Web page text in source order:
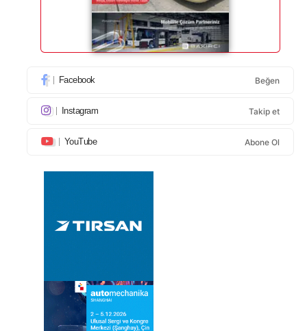
Facebook Beğen
Instagram Takip et
YouTube Abone Ol